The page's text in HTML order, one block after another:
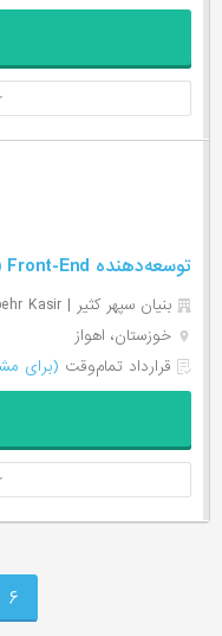
توسعه‌دهنده Front-End (خانم-اهواز)
بنیان سپهر کثیر | Banyan Sepehr Kasir
خوزستان، اهواز
قرارداد تمام‌وقت (برای
۶